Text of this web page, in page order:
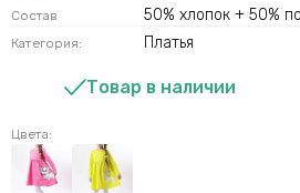
Состав 50% хлопок + 50%
Категория: Платья
Товар в наличии
Цвета: